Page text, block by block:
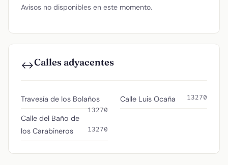
Avisos no disponibles en este momento.
↔️Calles adyacentes
Travesía de los Bolaños
13270
Calle del Baño de
los Carabineros
13270
Calle Luis Ocaña 13270